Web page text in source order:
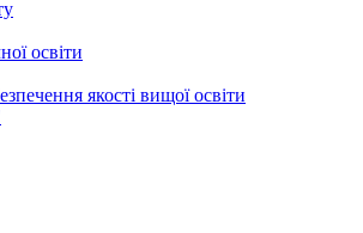
освіти
якості вищої освіти